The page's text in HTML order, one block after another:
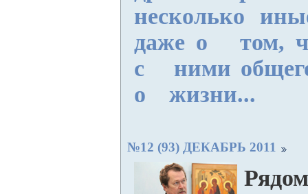
несколько
даже о том,
с ними
о жизни...
№12 (93) ДЕКАБРЬ 2011